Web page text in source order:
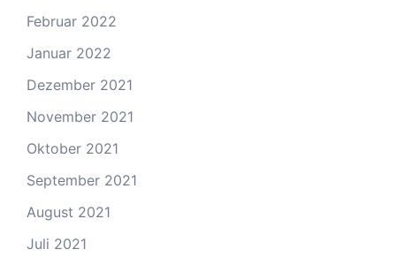
Februar 2022
Januar 2022
Dezember 2021
November 2021
Oktober 2021
September 2021
August 2021
Juli 2021